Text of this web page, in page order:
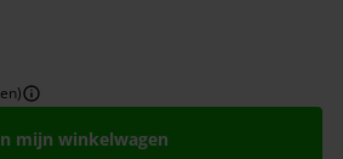
mijn winkelwagen